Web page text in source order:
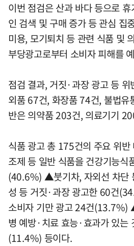
이번 점검은 산과 바다 등으로
인 검색 및 구매 증가 등 관심 집
미용, 모기퇴치 등 관련 식품 및
부당광고로부터 소비자 피해를
점검 결과, 거짓·과장 광고 등
외품 67건, 화장품 74건, 불법유
반은 의약품 203건, 의료기기
식품 광고 총 175건의 주요 위
조제 등 일반 식품을 건강기능식
(40.6%) ▲붓기차, 자외선 차단
성 등 거짓·과장 광고한 60건
소비자 기만 광고 24건(13.7%)
병 예방·치료 효능·효과가 있는
(11.4%) 등이다.